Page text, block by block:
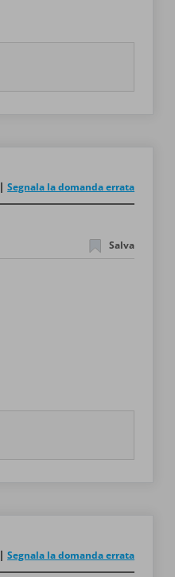
Segnala la domanda errata
Salva
Segnala la domanda errata